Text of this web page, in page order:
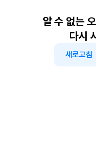
알 수 없는
다시
새로고침